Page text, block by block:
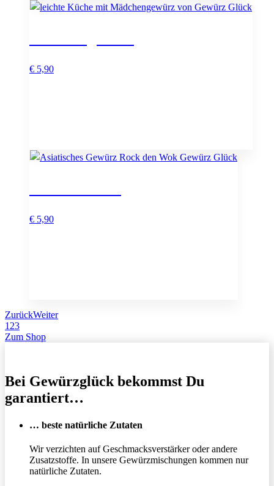
€ 5,90
€ 5,90
ZurückWeiter
1 23
Zum Shop
Bei Gewürzglück bekommst Du
garantiert…
… beste natürliche Zutaten
Wir verzichten auf Geschmacksverstärker oder andere
Zusatzstoffe. In unsere Gewürzmischungen kommen nur
natürliche Zutaten.